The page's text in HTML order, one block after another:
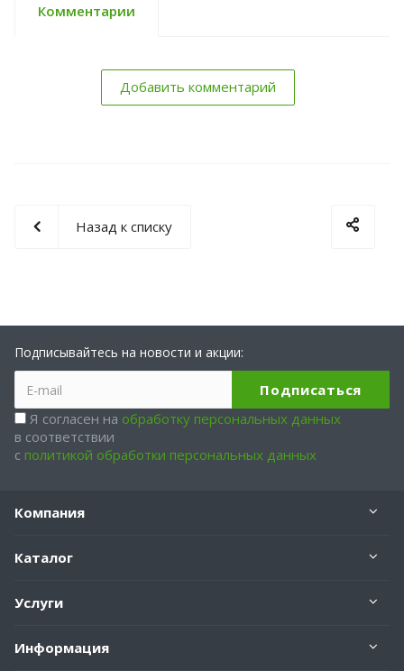
Комментарии
Добавить комментарий
Назад к списку
Подписывайтесь на новости и акции:
Я согласен на обработку персональных данных
в соответствии
с политикой обработки персональных данных
Компания
Каталог
Услуги
Информация